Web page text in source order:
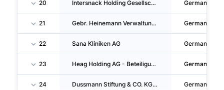
20 Intersnack Holding Gesellschaft Fur Auslandsbeteiligungen Mbh Germany
21 Gebr. Heinemann Verwaltungs SE Germany
22 Sana Kliniken AG Germany
23 Heag Holding AG - Beteiligungsmanagement Der Wissenschaftsstadt Darmstadt (heag) Germany
24 Dussmann Stiftung & CO. KG Auf Aktien Germany